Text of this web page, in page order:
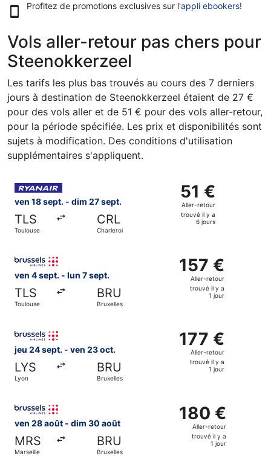
Profitez de promotions exclusives sur l'appli ebookers!
Vols aller-retour pas chers pour
Steenokkerzeel
Les tarifs les plus bas trouvés au cours des 7 derniers
jours à destination de Steenokkerzeel étaient de 27 €
pour des vols aller et de 51 € pour des vols aller-retour,
pour la période spécifiée. Les prix et disponibilités sont
sujets à modification. Des conditions d'utilisation
supplémentaires s'appliquent.
ven 18 sept. - dim 27 sept.
TLS
Toulouse
CRL
Charleroi
51 €
Aller-
retour,
trouvé
a
6
jours
51 €
Aller-retour
trouvé il y a
6 jours
Sélectionner le vol Ryanair, décollant le ven 18 sept.
ven 4 sept. - lun 7 sept.
TLS
Toulouse
BRU
Bruxelles
157 €
Aller-
retour,
a
jour
157 €
Aller-retour
trouvé il y a
1 jour
Sélectionner le vol Brussels Airlines, décollant le ven 4
jeu 24 sept. - ven 23 oct.
LYS
Lyon
BRU
Bruxelles
177 €
Aller-
retour,
a
jour
177 €
Aller-retour
trouvé il y a
1 jour
ven 28 août - dim 30 août
MRS
Marseille
BRU
Bruxelles
180 €
Aller-
retour,
180 €
Aller-retour
trouvé il y a
1 jour